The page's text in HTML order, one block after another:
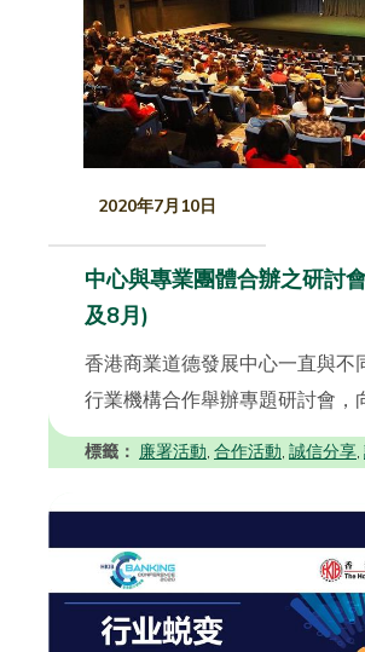
2020年7月10日
中心與專業團體合辦之研討
及8月)
香港商業道德發展中心一直與不
行業機構合作舉辦專題研討會，
標籤： 廉署活動, 合作活動, 誠信分享,